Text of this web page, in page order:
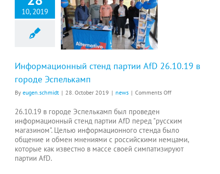
10, 2019
Информационный стенд партии AfD 26.10.19 в
городе Эспелькамп
By eugen.schmidt | 28. October 2019 | news | Comments Offon
партии
AfD
городе
26.10.19 в городе Эспелькамп был проведен
информационный стенд партии AfD перед "русским
магазином". Целью информационного стенда было
общение и обмен мнениями с российскими немцами,
которые как известно в массе своей симпатизируют
партии AfD.